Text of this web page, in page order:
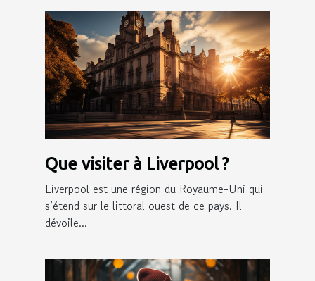
Que visiter à Liverpool ?
Liverpool est une région du Royaume-Uni qui
s’étend sur le littoral ouest de ce pays. Il
dévoile...